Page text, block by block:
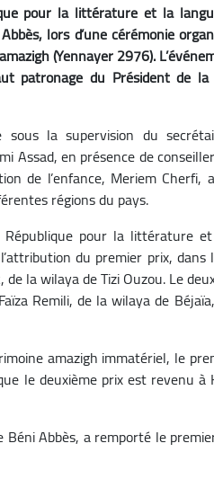
pour la littérature et la
lors d’une cérémonie
(Yennayer 2976).
patronage du Président de la
sous la supervision du
Assad, en présence de
de l’enfance, Meriem Cherfi,
régions du pays.
pour la littérature
du premier prix,
la wilaya de Tizi Ouzou. Le
Remili, de la wilaya de
amazigh immatériel, le
le deuxième prix est revenu à
Abbès, a remporté le